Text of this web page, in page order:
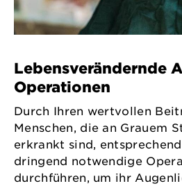
Lebensverändernde
Operationen
Durch Ihren wertvollen
Menschen, die an Grauem
erkrankt sind,
dringend notwendige
durchführen, um ihr